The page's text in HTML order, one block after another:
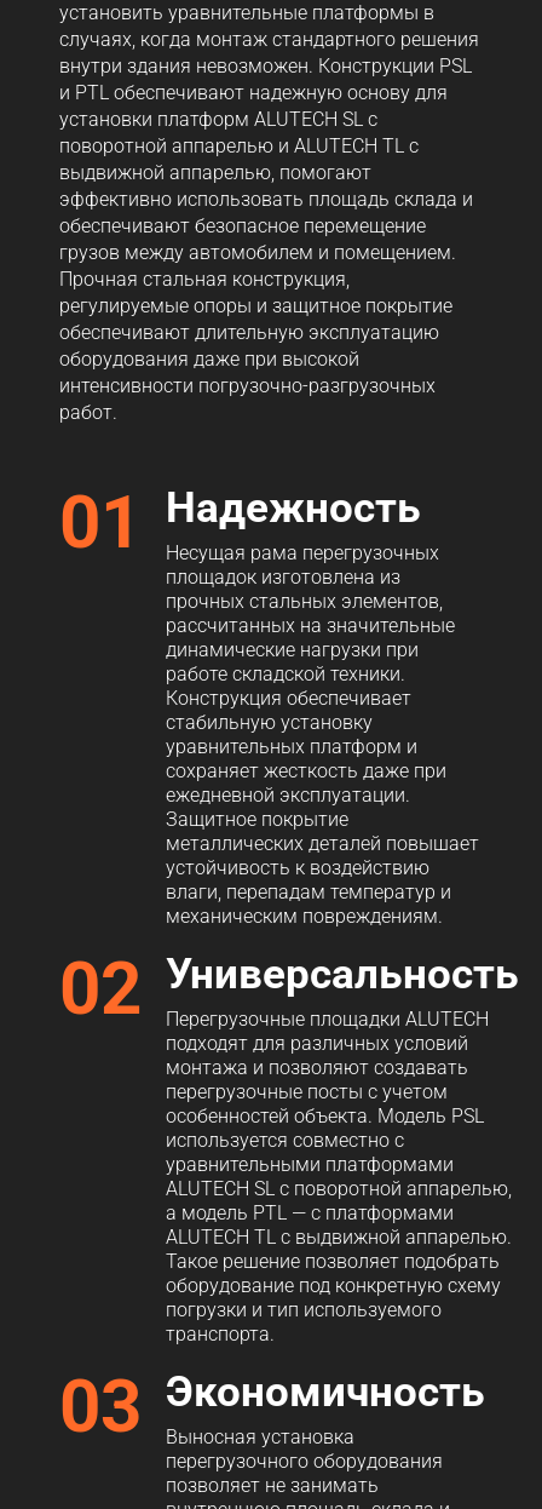
установить уравнительные платформы в
случаях, когда монтаж стандартного решения
внутри здания невозможен. Конструкции PSL
и PTL обеспечивают надежную основу для
установки платформ ALUTECH SL с
поворотной аппарелью и ALUTECH TL с
выдвижной аппарелью, помогают
эффективно использовать площадь склада и
обеспечивают безопасное перемещение
грузов между автомобилем и помещением.
Прочная стальная конструкция,
регулируемые опоры и защитное покрытие
обеспечивают длительную эксплуатацию
оборудования даже при высокой
интенсивности погрузочно-разгрузочных
работ.
01 Надежность
Несущая рама перегрузочных
площадок изготовлена из
прочных стальных элементов,
рассчитанных на значительные
динамические нагрузки при
работе складской техники.
Конструкция обеспечивает
стабильную установку
уравнительных платформ и
сохраняет жесткость даже при
ежедневной эксплуатации.
Защитное покрытие
металлических деталей повышает
устойчивость к воздействию
влаги, перепадам температур и
механическим повреждениям.
02 Универсальность
Перегрузочные площадки ALUTECH
подходят для различных условий
монтажа и позволяют создавать
перегрузочные посты с учетом
особенностей объекта. Модель PSL
используется совместно с
уравнительными платформами
ALUTECH SL с поворотной аппарелью,
а модель PTL — с платформами
ALUTECH TL с выдвижной аппарелью.
Такое решение позволяет подобрать
оборудование под конкретную схему
погрузки и тип используемого
транспорта.
03 Экономичность
Выносная установка
перегрузочного оборудования
позволяет не занимать